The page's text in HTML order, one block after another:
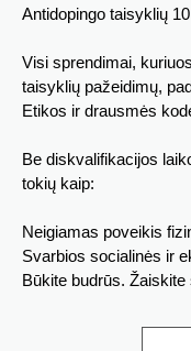
Antidopingo taisyklių
Visi sprendimai,
taisyklių pažeidimų,
Etikos ir drausmės
Be diskvalifikacijos
tokių kaip:
Neigiamas poveikis
Svarbios socialinės ir
Būkite budrūs. Žaiskite